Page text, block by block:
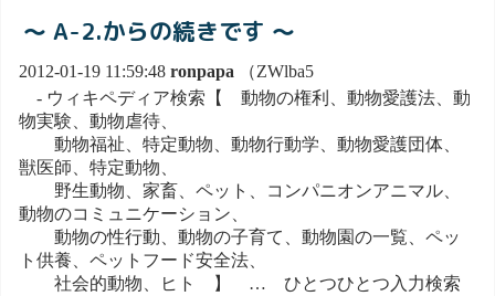
～ A-2.からの続きです ～
2012-01-19 11:59:48 ronpapa （ZWlba5
- ウィキペディア検索【 動物の権利、動物愛護法、動
物実験、動物虐待、
動物福祉、特定動物、動物行動学、動物愛護団体、
獣医師、特定動物、
野生動物、家畜、ペット、コンパニオンアニマル、
動物のコミュニケーション、
動物の性行動、動物の子育て、動物園の一覧、ペッ
ト供養、ペットフード安全法、
社会的動物、ヒト 】 … ひとつひとつ入力検索